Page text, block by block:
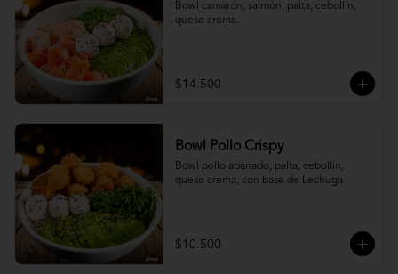
Bowl camarón, salmón, palta, cebollín,
queso crema.
$14.500
Bowl Pollo Crispy
Bowl pollo apanado, palta, cebollín,
queso crema, con base de Lechuga
$10.500